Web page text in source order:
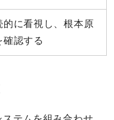
に看視し、根本原
確認する